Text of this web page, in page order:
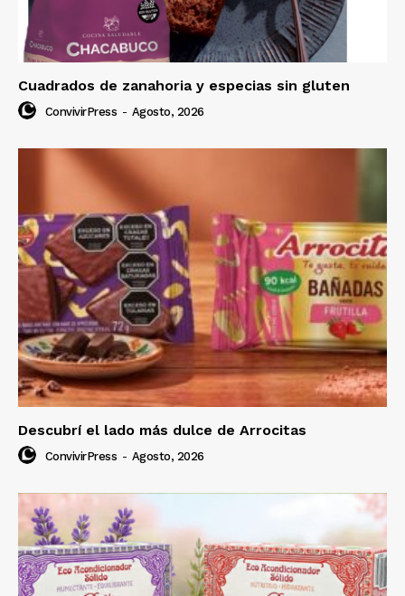
Cuadrados de zanahoria y especias sin gluten
ConvivirPress - Agosto, 2026
Descubrí el lado más dulce de Arrocitas
ConvivirPress - Agosto, 2026